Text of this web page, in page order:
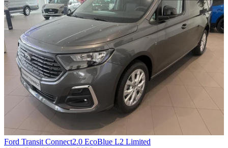
Ford Transit Connect2.0 EcoBlue L2 Limited